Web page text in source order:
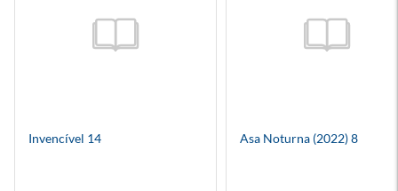
Invencível 14 Asa Noturna (2022) 8